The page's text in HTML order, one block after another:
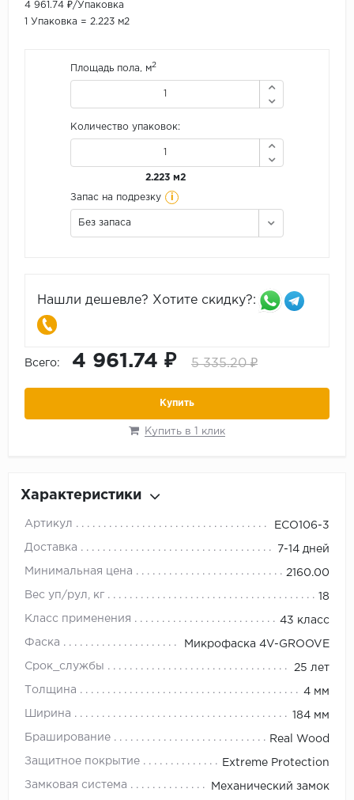
4 961.74 ₽/Упаковка
1 Упаковка = 2.223 м2
Площадь пола, м2
Количество упаковок:
2.223 м2
Запас на подрезку i
Без запаса
Нашли дешевле? Хотите скидку?:
Всего: 4 961.74 ₽ 5 335.20 ₽
Купить
Купить в 1 клик
Характеристики
Артикул ECO106-3
Доставка 7-14 дней
Минимальная цена 2160.00
Вес уп/рул, кг 18
Класс применения 43 класс
Фаска Микрофаска 4V-GROOVE
Срок_службы 25 лет
Толщина 4 мм
Ширина 184 мм
Браширование Real Wood
Защитное покрытие Extreme Protection
Замковая система Механический замок